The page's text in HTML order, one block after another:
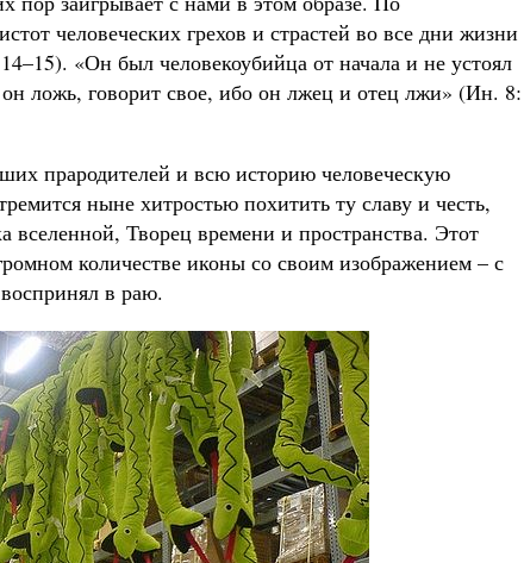
человеческих грехов и страстей во все дни жизни
«Он был человекоубийца от начала и не устоял
ложь, говорит свое, ибо он лжец и отец лжи» (Ин. 8:
прародителей и всю историю человеческую
ныне хитростью похитить ту славу и честь,
Творец времени и пространства. Этот
количестве иконы со своим изображением – с
в раю.